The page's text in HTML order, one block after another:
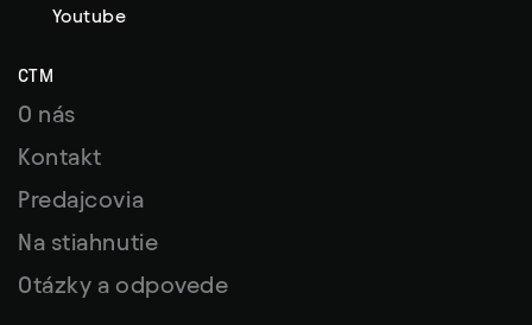
Youtube
CTM
O nás
Kontakt
Predajcovia
Na stiahnutie
Otázky a odpovede